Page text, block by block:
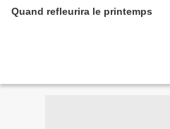
Quand refleurira le printemps